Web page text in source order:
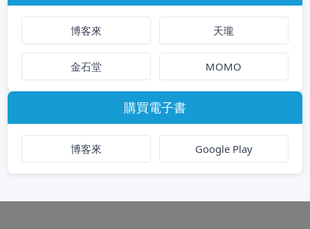
博客來 天瓏
金石堂 MOMO
購買電子書
博客來 Google Play